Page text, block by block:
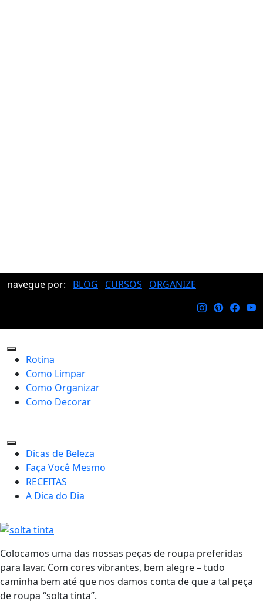
navegue por: BLOG CURSOS ORGANIZE
Rotina
Como Limpar
Como Organizar
Como Decorar
Dicas de Beleza
Faça Você Mesmo
RECEITAS
A Dica do Dia
Colocamos uma das nossas peças de roupa preferidas
para lavar. Com cores vibrantes, bem alegre – tudo
caminha bem até que nos damos conta de que a tal peça
de roupa “solta tinta”.